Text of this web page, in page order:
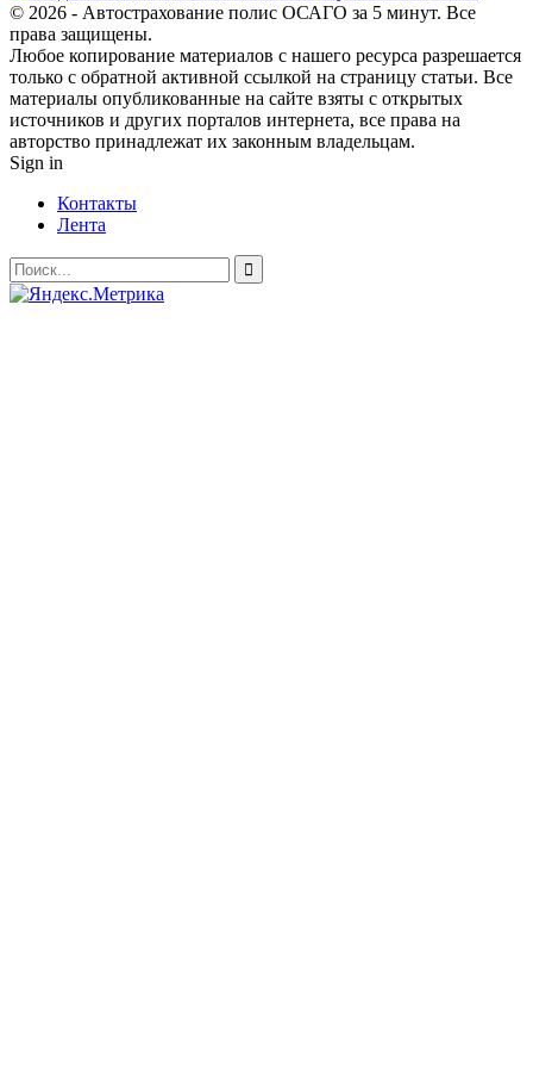
© 2026 - Автострахование полис ОСАГО за 5 минут. Все
права защищены.
Любое копирование материалов с нашего ресурса разрешается
только с обратной активной ссылкой на страницу статьи. Все
материалы опубликованные на сайте взяты с открытых
источников и других порталов интернета, все права на
авторство принадлежат их законным владельцам.
Sign in
Контакты
Лента